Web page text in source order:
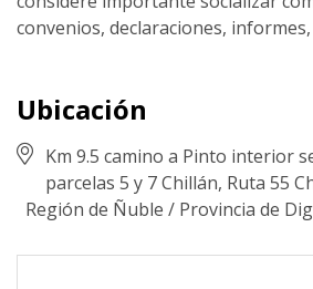
convenios, declaraciones,
Ubicación
Km 9.5 camino a Pinto interior
parcelas 5 y 7 Chillán, Ruta 55
Región de Ñuble / Provincia de